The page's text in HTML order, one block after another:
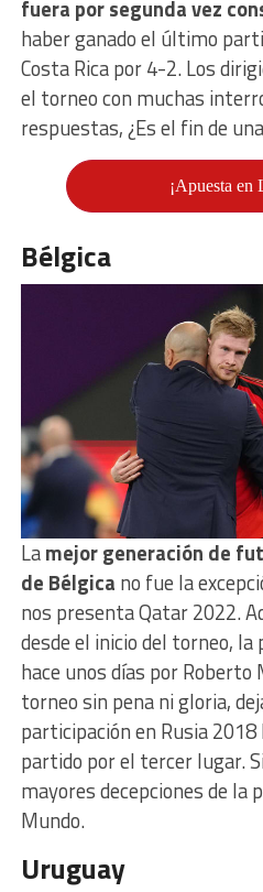
fuera por segunda vez
haber ganado el último
Costa Rica por 4-2. Los
el torneo con muchas
respuestas, ¿Es el fin de
¡Apuesta en
Bélgica
Lamejor generación de
de Bélgica no fue la
nos presenta Qatar 2022.
desde el inicio del torneo,
hace unos días por Roberto
torneo sin pena ni gloria,
participación en Rusia
partido por el tercer lugar.
mayores decepciones de la
Mundo.
Uruguay